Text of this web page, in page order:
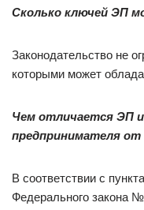
Сколько ключей ЭП
Законодательство не
которыми может
Чем отличается ЭП
предпринимателя от
В соответствии с
Федерального закона